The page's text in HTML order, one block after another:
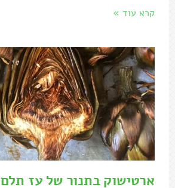
קרא עוד »
ארטישוק בתנור של עז תלם